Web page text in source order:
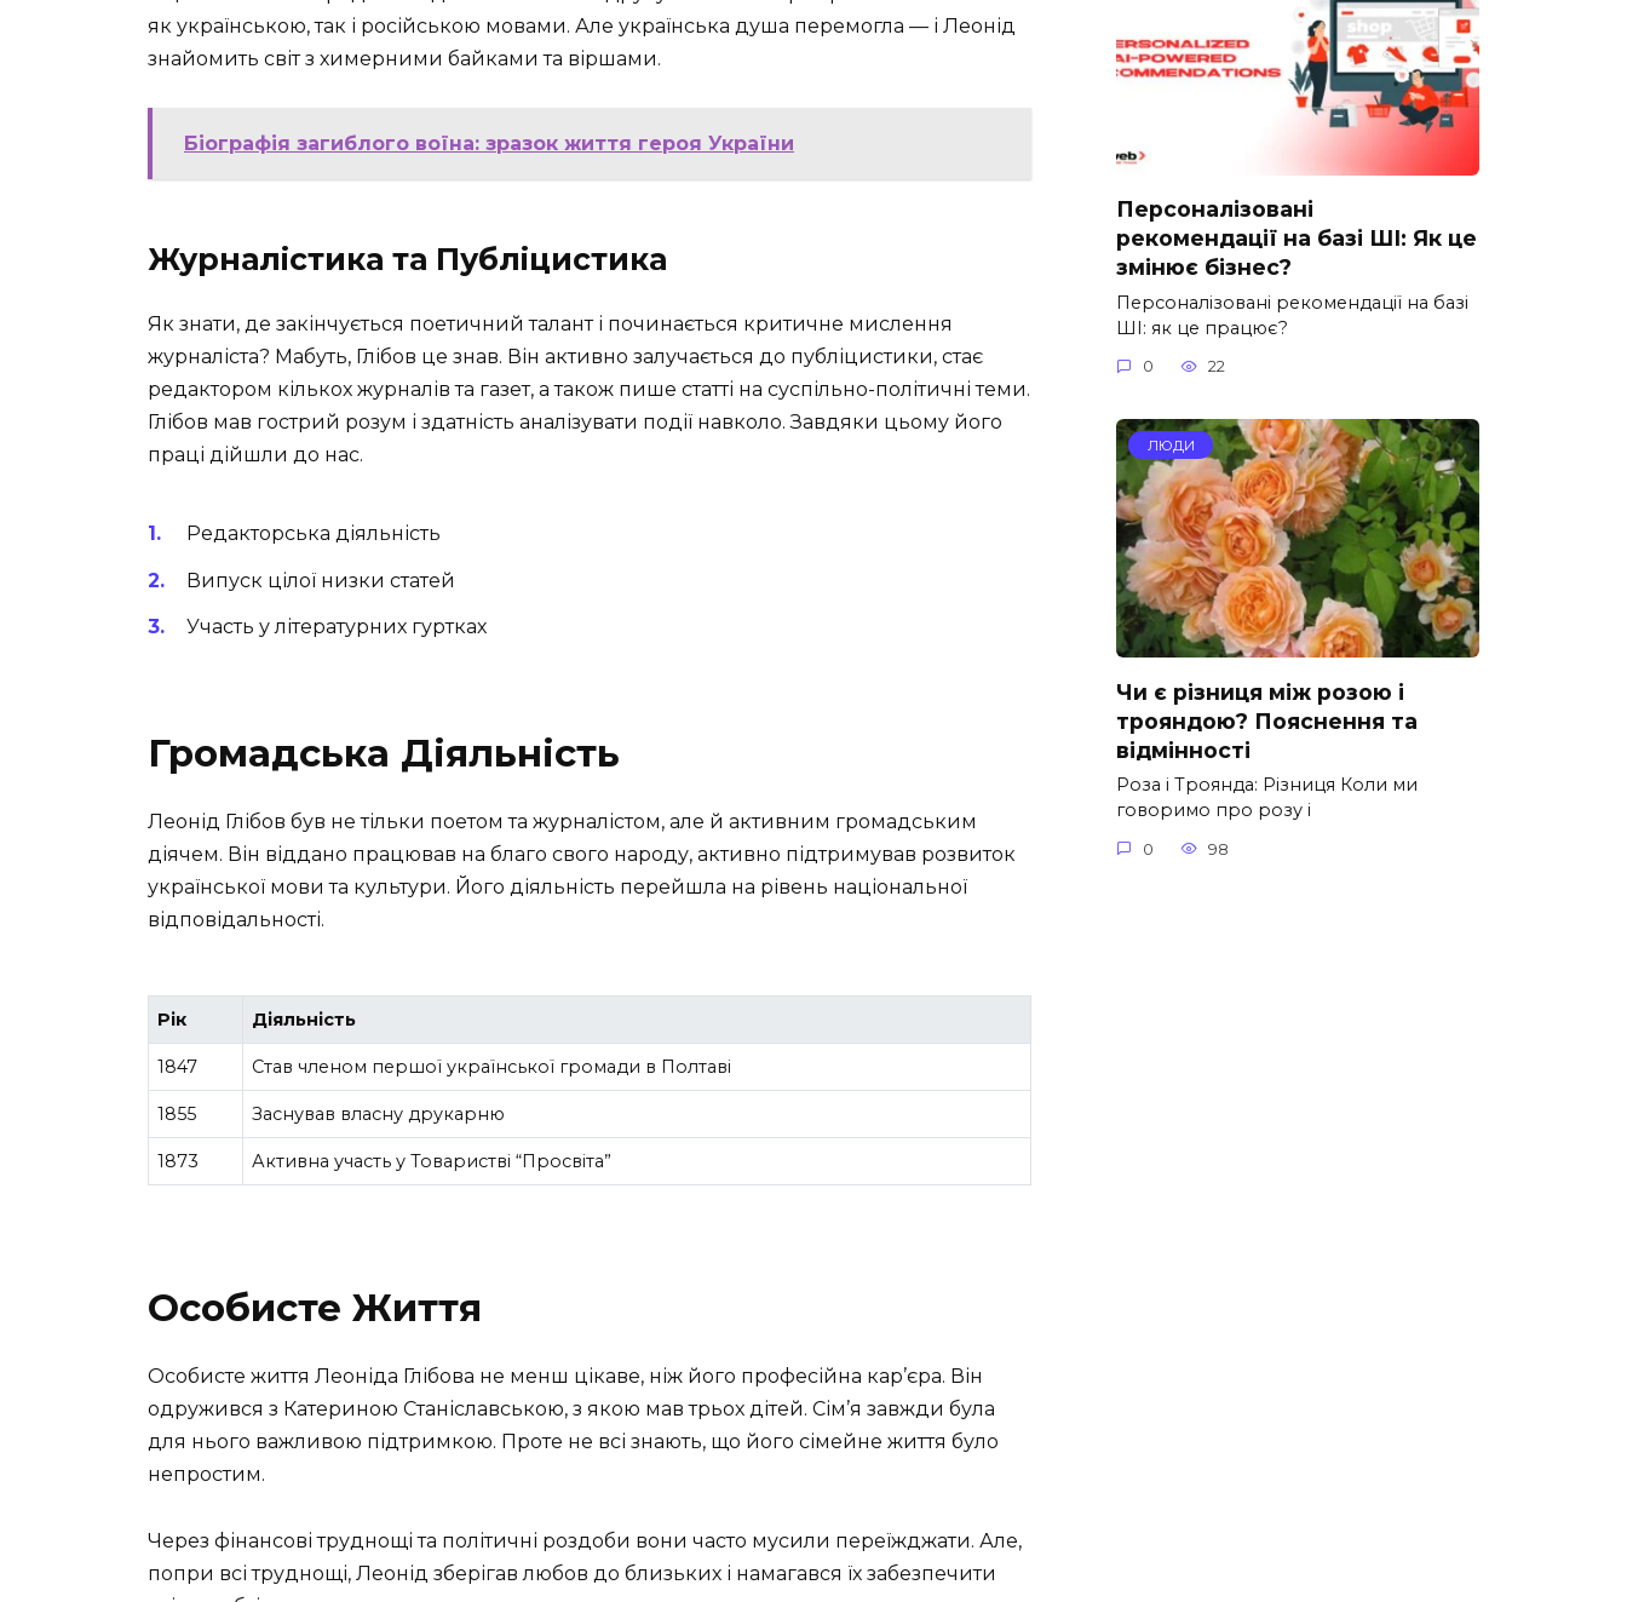
як українською, так і російською мовами. Але українська душа перемогла — і Леонід
знайомить світ з химерними байками та віршами.
Біографія загиблого воїна: зразок життя героя України
Журналістика та Публіцистика
Як знати, де закінчується поетичний талант і починається критичне мислення
журналіста? Мабуть, Глібов це знав. Він активно залучається до публіцистики, стає
редактором кількох журналів та газет, а також пише статті на суспільно-політичні теми.
Глібов мав гострий розум і здатність аналізувати події навколо. Завдяки цьому його
праці дійшли до нас.
Редакторська діяльність
Випуск цілої низки статей
Участь у літературних гуртках
Громадська Діяльність
Леонід Глібов був не тільки поетом та журналістом, але й активним громадським
діячем. Він віддано працював на благо свого народу, активно підтримував розвиток
української мови та культури. Його діяльність перейшла на рівень національної
відповідальності.
Рік Діяльність
1847 Став членом першої української громади в Полтаві
1855 Заснував власну друкарню
1873 Активна участь у Товаристві “Просвіта”
Особисте Життя
Особисте життя Леоніда Глібова не менш цікаве, ніж його професійна кар’єра. Він
одружився з Катериною Станіславською, з якою мав трьох дітей. Сім’я завжди була
для нього важливою підтримкою. Проте не всі знають, що його сімейне життя було
непростим.
Через фінансові труднощі та політичні роздоби вони часто мусили переїжджати. Але,
попри всі труднощі, Леонід зберігав любов до близьких і намагався їх забезпечити
Персоналізовані
рекомендації на базі ШІ: Як це
змінює бізнес?
Персоналізовані рекомендації на базі
ШІ: як це працює?
0 22
ЛЮДИ
Чи є різниця між розою і
трояндою? Пояснення та
відмінності
Роза і Троянда: Різниця Коли ми
говоримо про розу і
0 98